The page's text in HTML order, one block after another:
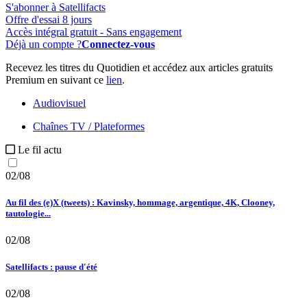
S'abonner à Satellifacts
Offre d'essai 8 jours
Accès intégral gratuit - Sans engagement
Déjà un compte ?Connectez-vous
Recevez les titres du Quotidien et accédez aux articles gratuits
Premium en suivant ce lien.
Audiovisuel
Chaînes TV / Plateformes
Le fil actu
02/08
Au fil des (e)X (tweets) : Kavinsky, hommage, argentique, 4K, Clooney,
tautologie...
02/08
Satellifacts : pause d'été
02/08